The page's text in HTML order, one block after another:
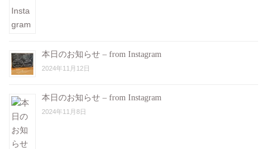
本日のお知らせ – from Instagram
2024年11月12日
本日のお知らせ – from Instagram
2024年11月8日